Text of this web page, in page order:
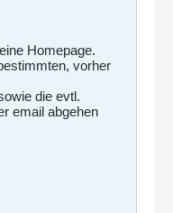
Homepage.
vorher
die evtl.
email abgehen